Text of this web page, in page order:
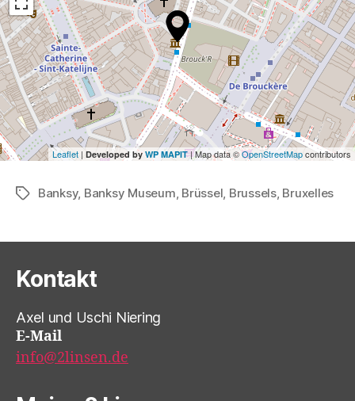
Leaflet | Developed by WP MAPIT| Map data ©OpenStreetMapcontributors
Schlagwörter
Banksy, Banksy Museum, Brüssel, Brussels, Bruxelles
Kontakt
Axel und Uschi Niering
E-Mail
info@2linsen.de